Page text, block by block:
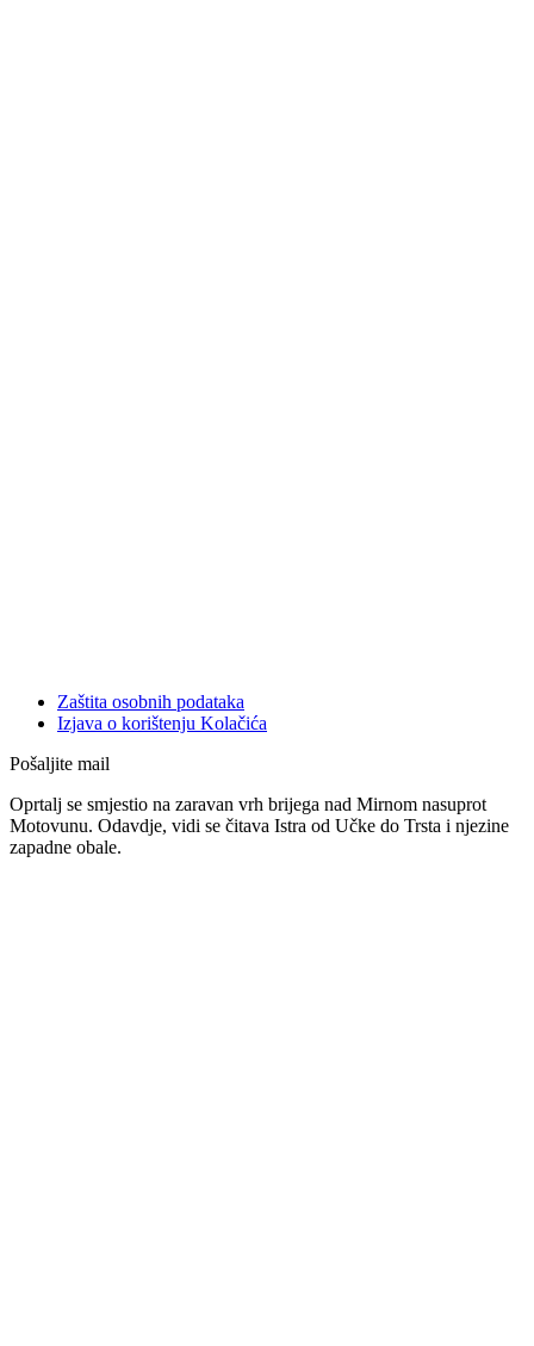
Zaštita osobnih podataka
Izjava o korištenju Kolačića
Pošaljite mail
Oprtalj se smjestio na zaravan vrh brijega nad Mirnom nasuprot
Motovunu. Odavdje, vidi se čitava Istra od Učke do Trsta i njezine
zapadne obale.